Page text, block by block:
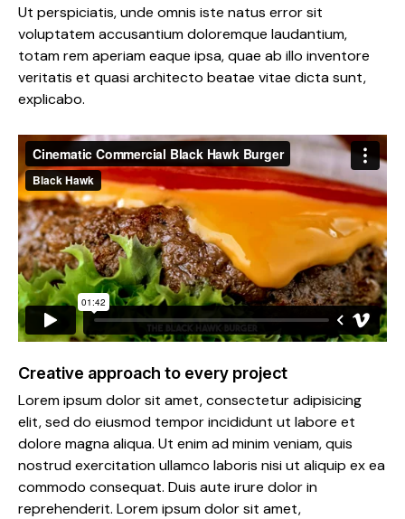
Ut perspiciatis, unde omnis iste natus error sit
voluptatem accusantium doloremque laudantium,
totam rem aperiam eaque ipsa, quae ab illo inventore
veritatis et quasi architecto beatae vitae dicta sunt,
explicabo.
Creative approach to every project
Lorem ipsum dolor sit amet, consectetur adipisicing
elit, sed do eiusmod tempor incididunt ut labore et
dolore magna aliqua. Ut enim ad minim veniam, quis
nostrud exercitation ullamco laboris nisi ut aliquip ex ea
commodo consequat. Duis aute irure dolor in
reprehenderit. Lorem ipsum dolor sit amet,